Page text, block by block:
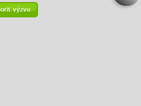
výzvu